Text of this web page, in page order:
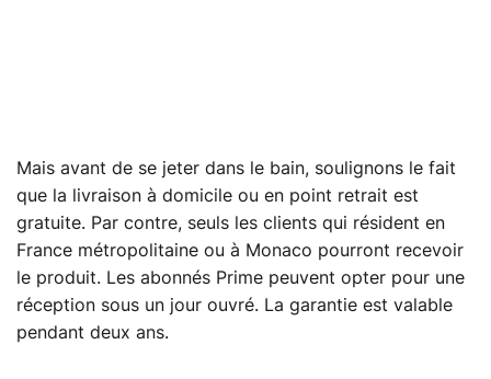
Mais avant de se jeter dans le bain, soulignons le fait
que la livraison à domicile ou en point retrait est
gratuite. Par contre, seuls les clients qui résident en
France métropolitaine ou à Monaco pourront recevoir
le produit. Les abonnés Prime peuvent opter pour une
réception sous un jour ouvré. La garantie est valable
pendant deux ans.